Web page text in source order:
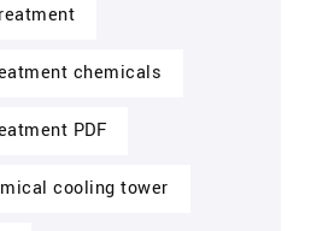
chemicals
PDF
cooling tower